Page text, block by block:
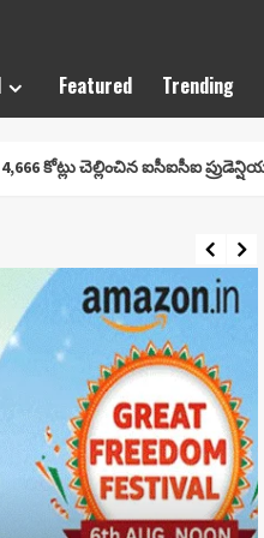
Featured Trending
ఐసీఐసీఐ ప్రుడెన్షియల్..